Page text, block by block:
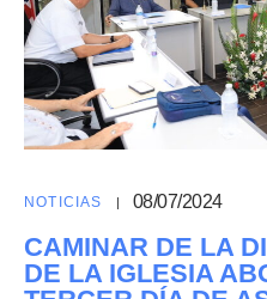
NOTICIAS 08/07/2024
CAMINAR DE LA
DE LA IGLESIA